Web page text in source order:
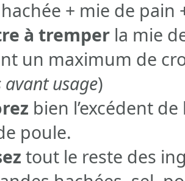
+ mie de pain
à tremper la mie
un maximum de
usage)
bien l’excédent
poule.
tout le reste des